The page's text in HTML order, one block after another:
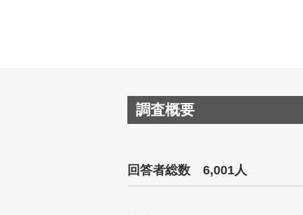
調査概要
回答者総数 6,001人